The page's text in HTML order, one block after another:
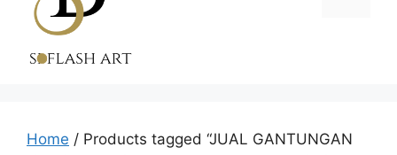
Home / Products tagged “JUAL GANTUNGAN